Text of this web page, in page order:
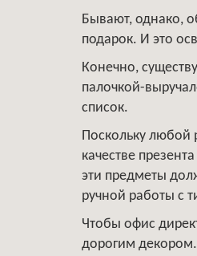
Бывают, однако,
подарок. И это
Конечно,
палочкой-
список.
Поскольку любой
качестве
эти предметы
ручной работы с
Чтобы офис
дорогим